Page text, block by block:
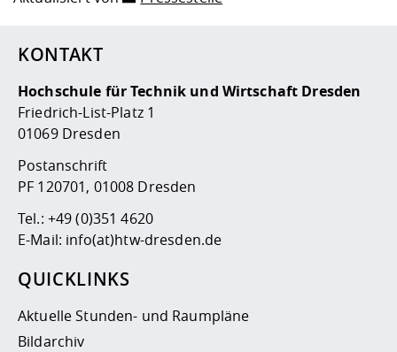
KONTAKT
Hochschule für Technik und Wirtschaft Dresden
Friedrich-List-Platz 1
01069 Dresden
Postanschrift
PF 120701, 01008 Dresden
Tel.: +49 (0)351 4620
E-Mail: info(at)htw-dresden.de
QUICKLINKS
Aktuelle Stunden- und Raumpläne
Bildarchiv